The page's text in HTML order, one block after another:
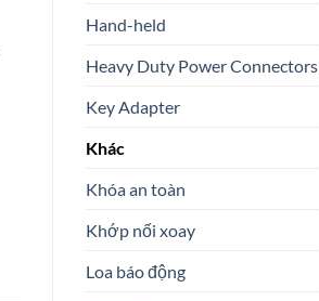
Hand-held
Heavy Duty Power Connectors
Key Adapter
Khác
Khóa an toàn
Khớp nối xoay
Loa báo động